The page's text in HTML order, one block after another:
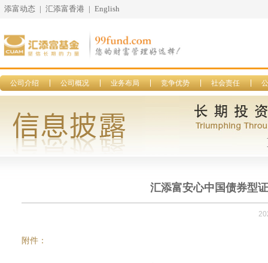
添富动态 | 汇添富香港 | English
公司介绍 公司概况 业务布局 竞争优势 社会责任
汇添富安心中国债券型
附件：